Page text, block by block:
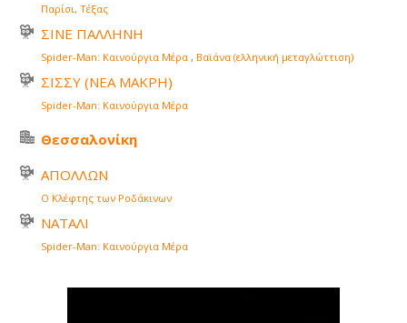
Παρίσι, Τέξας
ΣΙΝΕ ΠΑΛΛΗΝΗ
Spider-Man: Καινούργια Μέρα , Βαϊάνα (ελληνική μεταγλώττιση)
ΣΙΣΣΥ (ΝΕΑ ΜΑΚΡΗ)
Spider-Man: Καινούργια Μέρα
Θεσσαλονίκη
ΑΠΟΛΛΩΝ
Ο Κλέφτης των Ροδάκινων
ΝΑΤΑΛΙ
Spider-Man: Καινούργια Μέρα